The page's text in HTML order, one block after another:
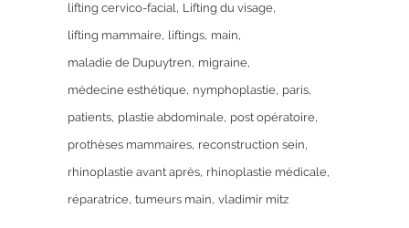
lifting cervico-facial Lifting du visage
lifting mammaire liftings main
maladie de Dupuytren migraine
médecine esthétique nymphoplastie paris
patients plastie abdominale post opératoire
prothèses mammaires reconstruction sein
rhinoplastie avant après rhinoplastie médicale
réparatrice tumeurs main vladimir mitz